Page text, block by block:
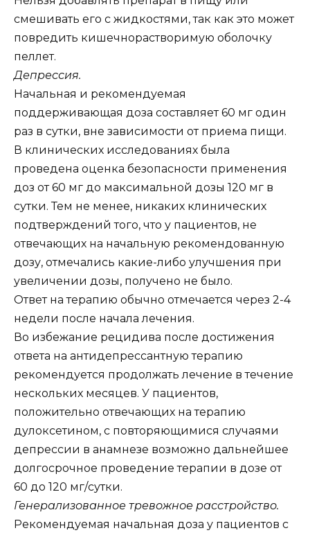
смешивать его с жидкостями, так как это может
повредить кишечнорастворимую оболочку
пеллет.
Депрессия.
Начальная и рекомендуемая
поддерживающая доза составляет 60 мг один
раз в сутки, вне зависимости от приема пищи.
В клинических исследованиях была
проведена оценка безопасности применения
доз от 60 мг до максимальной дозы 120 мг в
сутки. Тем не менее, никаких клинических
подтверждений того, что у пациентов, не
отвечающих на начальную рекомендованную
дозу, отмечались какие-либо улучшения при
увеличении дозы, получено не было.
Ответ на терапию обычно отмечается через 2-4
недели после начала лечения.
Во избежание рецидива после достижения
ответа на антидепрессантную терапию
рекомендуется продолжать лечение в течение
нескольких месяцев. У пациентов,
положительно отвечающих на терапию
дулоксетином, с повторяющимися случаями
депрессии в анамнезе возможно дальнейшее
долгосрочное проведение терапии в дозе от
60 до 120 мг/сутки.
Генерализованное тревожное расстройство.
Рекомендуемая начальная доза у пациентов с